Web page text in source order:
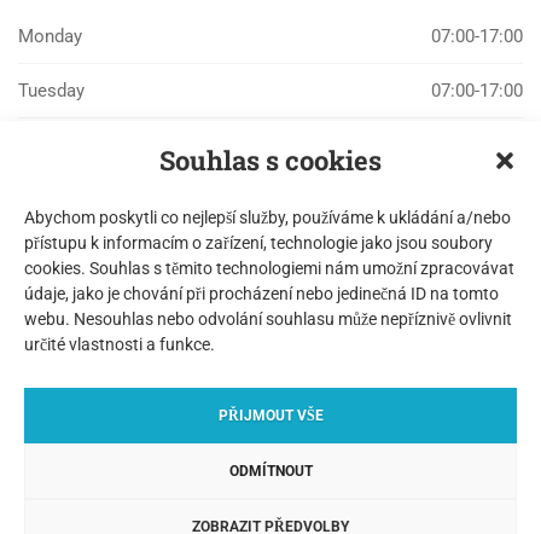
Souhlas s cookies
Abychom poskytli co nejlepší služby, používáme k ukládání a/nebo
přístupu k informacím o zařízení, technologie jako jsou soubory
cookies. Souhlas s těmito technologiemi nám umožní zpracovávat
údaje, jako je chování při procházení nebo jedinečná ID na tomto
webu. Nesouhlas nebo odvolání souhlasu může nepříznivě ovlivnit
určité vlastnosti a funkce.
PŘIJMOUT VŠE
ODMÍTNOUT
ZOBRAZIT PŘEDVOLBY
Monday 07:00-17:00
Tuesday 07:00-17:00
Friday 07:00-17:00
Saturday 07:00-17:00